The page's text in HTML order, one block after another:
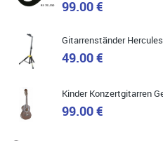
Quelle: Google-Rezension
99.00 €
Gitarrenständer Hercules
49.00 €
99.00 €